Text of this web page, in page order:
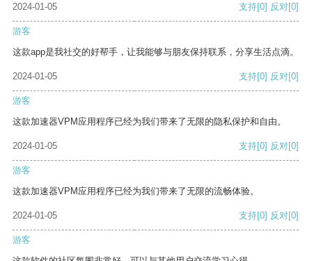
2024-01-05 支持[0] 反对[0]
游客
这款app是我社交的好帮手，让我能够与朋友保持联系，分享生活点滴。
2024-01-05 支持[0] 反对[0]
游客
这款加速器VPM应用程序已经为我们带来了无限的隐私保护和自由。
2024-01-05 支持[0] 反对[0]
游客
这款加速器VPM应用程序已经为我们带来了无限的流畅体验。
2024-01-05 支持[0] 反对[0]
游客